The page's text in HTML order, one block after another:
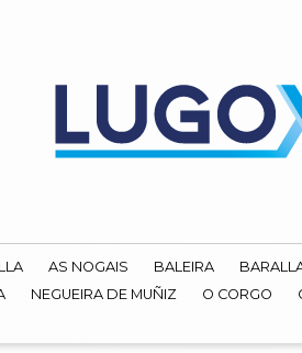
AS NOGAIS BALEIRA
NEGUEIRA DE MUÑIZ O CORGO